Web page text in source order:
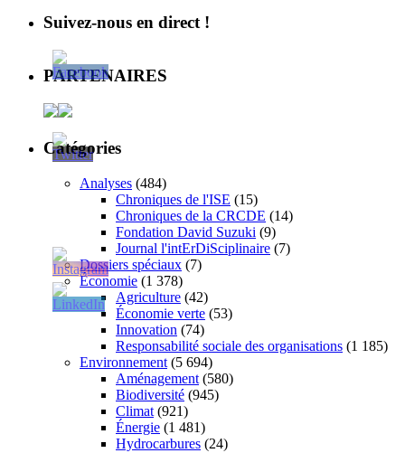
Suivez-nous en direct !
PARTENAIRES
Catégories
Analyses (484)
Chroniques de l'ISE (15)
Chroniques de la CRCDE (14)
Fondation David Suzuki (9)
Journal l'intErDiSciplinaire (7)
Dossiers spéciaux (7)
Économie (1 378)
Agriculture (42)
Économie verte (53)
Innovation (74)
Responsabilité sociale des organisations (1 185)
Environnement (5 694)
Aménagement (580)
Biodiversité (945)
Climat (921)
Énergie (1 481)
Hydrocarbures (24)